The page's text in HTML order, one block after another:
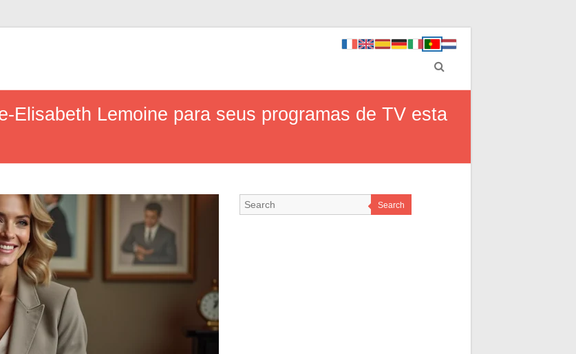
Elisabeth Lemoine para seus programas de TV esta
Search